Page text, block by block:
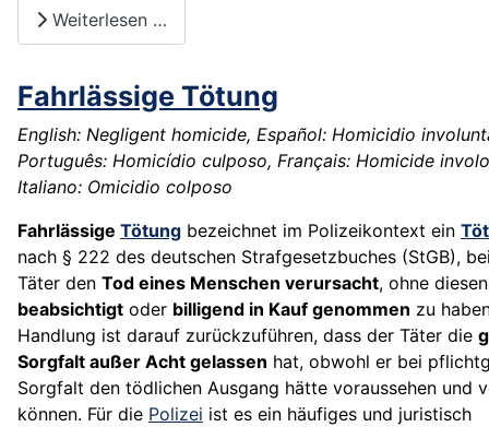
Weiterlesen …
Fahrlässige Tötung
English: Negligent homicide, Español: Homicidio
Português: Homicídio culposo, Français: Homicide
Italiano: Omicidio colposo
Fahrlässige Tötung bezeichnet im Polizeikontext ein
nach § 222 des deutschen Strafgesetzbuches (StGB),
Täter den Tod eines Menschen verursacht, ohne
beabsichtigt oder billigend in Kauf genommen zu
Handlung ist darauf zurückzuführen, dass der Täter die
Sorgfalt außer Acht gelassen hat, obwohl er bei
Sorgfalt den tödlichen Ausgang hätte voraussehen und
können. Für die Polizei ist es ein häufiges und juristisch